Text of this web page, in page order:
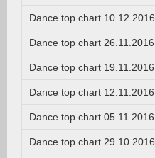
Dance top chart 10.12.2016.
Dance top chart 26.11.2016.
Dance top chart 19.11.2016.
Dance top chart 12.11.2016.
Dance top chart 05.11.2016.
Dance top chart 29.10.2016.